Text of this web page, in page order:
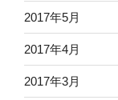
2017年5月
2017年4月
2017年3月